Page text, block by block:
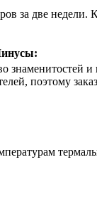
за две
знаменитостей
поэтому